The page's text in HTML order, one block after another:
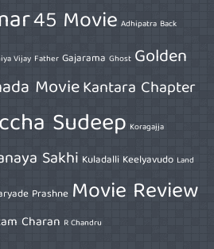
45 Movie Adhipatra Back
Vijay Father Gajarama Ghost Golden
MovieKantara Chapter
Sudeep Koragajja
Sakhi Kuladalli Keelyavudo Land
Prashne Movie Review
Charan R Chandru